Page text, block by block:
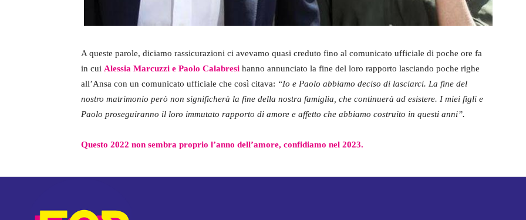
A queste parole, diciamo rassicurazioni ci avevamo quasi creduto fino al comunicato ufficiale di poche ore fa
in cui Alessia Marcuzzi e Paolo Calabresi hanno annunciato la fine del loro rapporto lasciando poche righe
all’Ansa con un comunicato ufficiale che così citava: “Io e Paolo abbiamo deciso di lasciarci. La fine del
nostro matrimonio però non significherà la fine della nostra famiglia, che continuerà ad esistere. I miei figli e
Paolo proseguiranno il loro immutato rapporto di amore e affetto che abbiamo costruito in questi anni”.
Questo 2022 non sembra proprio l’anno dell’amore, confidiamo nel 2023.